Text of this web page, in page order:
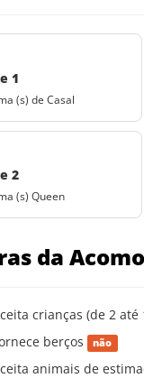
1
(s) de Casal
2
(s) Queen
da
crianças (de 2 até
berços não
animais de